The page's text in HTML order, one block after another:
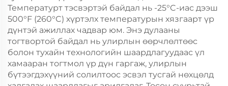
Температурт тэсвэртэй байдал нь -25°C-иас дээш
500°F (260°C) хүртэлх температурын хязгаарт үр
дүнтэй ажиллах чадвар юм. Энэ дулааны
тогтвортой байдал нь улирлын өөрчлөлтөөс
болон тухайн технологийн шаардлагуудаас үл
хамааран тогтмол үр дүн гаргаж, улирлын
бүтээгдэхүүний солилтоос эсвэл тусгай нөхцөлд